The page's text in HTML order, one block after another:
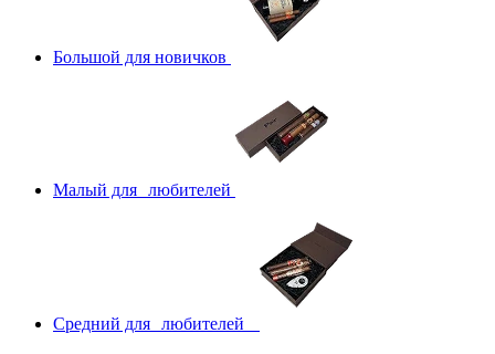
Большой для новичков
Малый для любителей
Средний для любителей